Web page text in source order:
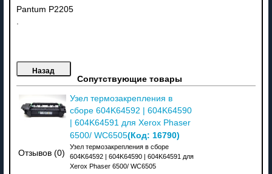
Pantum P2205
Сопутствующие товары
Отзывов (0)
Узел термозакрепления в
сборе 604K64592 | 604K64590
| 604K64591 для Xerox Phaser
6500/ WC6505(Код: 16790)
Узел термозакрепления в сборе
604K64592 | 604K64590 | 604K64591 для
Xerox Phaser 6500/ WC6505